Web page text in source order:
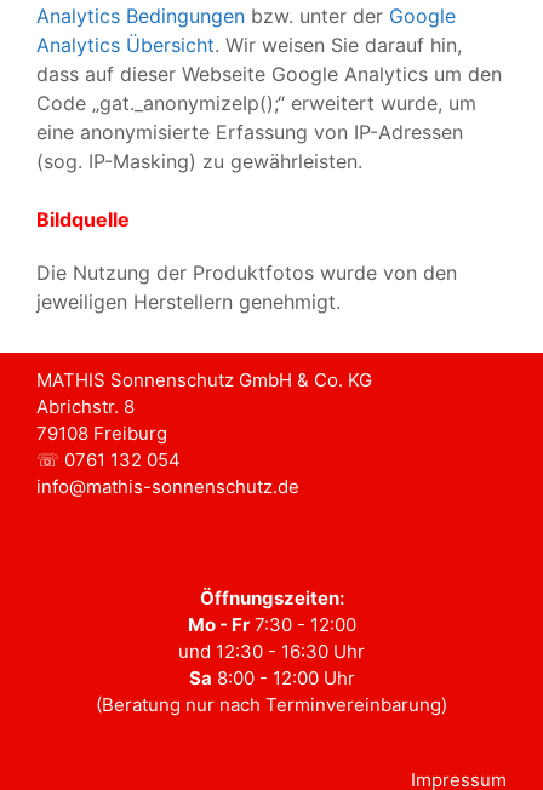
Analytics Bedingungen bzw. unter der Google
Analytics Übersicht. Wir weisen Sie darauf hin,
dass auf dieser Webseite Google Analytics um den
Code „gat._anonymizeIp();“ erweitert wurde, um
eine anonymisierte Erfassung von IP-Adressen
(sog. IP-Masking) zu gewährleisten.
Bildquelle
Die Nutzung der Produktfotos wurde von den
jeweiligen Herstellern genehmigt.
MATHIS Sonnenschutz GmbH & Co. KG
Abrichstr. 8
79108 Freiburg
☏ 0761 132 054
info@mathis-sonnenschutz.de
Öffnungszeiten:
Mo - Fr7:30 - 12:00
und 12:30 - 16:30 Uhr
Sa 8:00 - 12:00 Uhr
(Beratung nur nach Terminvereinbarung)
Impressum